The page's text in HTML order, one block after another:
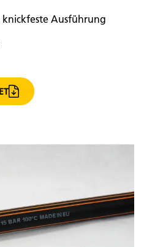
knickfeste Ausführung